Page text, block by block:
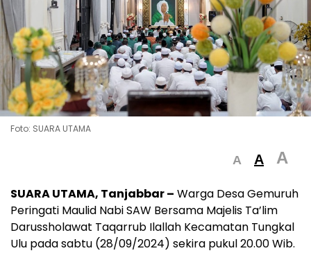
Foto: SUARA UTAMA
A A A
SUARA UTAMA, Tanjabbar – Warga Desa Gemuruh
Peringati Maulid Nabi SAW Bersama Majelis Ta’lim
Darussholawat Taqarrub Ilallah Kecamatan Tungkal
Ulu pada sabtu (28/09/2024) sekira pukul 20.00 Wib.